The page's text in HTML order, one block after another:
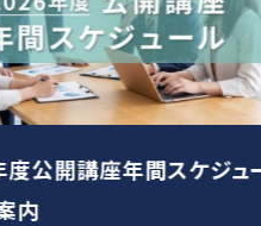
年間スケジュー
案内